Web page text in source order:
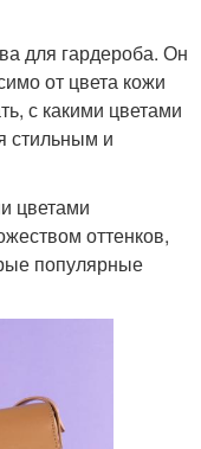
для гардероба. Он
от цвета кожи
с какими цветами
стильным и
цветами
оттенков,
популярные